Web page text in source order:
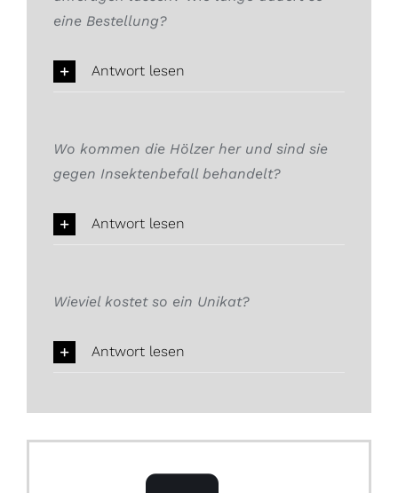
eine Bestellung?
Antwort lesen
Wo kommen die Hölzer her und sind sie
gegen Insektenbefall behandelt?
Antwort lesen
Wieviel kostet so ein Unikat?
Antwort lesen